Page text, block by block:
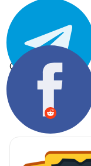
Chia sẻ: